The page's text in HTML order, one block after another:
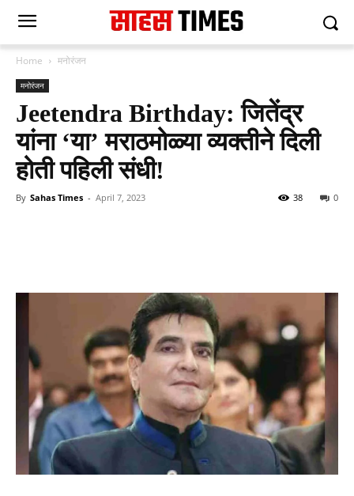
Home मनोरंजन
मनोरंजन
Jeetendra Birthday: जितेंद्र
यांना ‘या’ मराठमोळ्या व्यक्तीने दिली
होती पहिली संधी!
By Sahas Times - April 7, 2023 0
38